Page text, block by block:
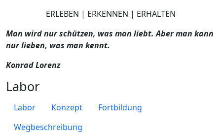
ERLEBEN | ERKENNEN | ERHALTEN
Man wird nur schützen, was man liebt. Aber man kann
nur lieben, was man kennt.
Konrad Lorenz
Labor
Labor Konzept
Fortbildung
Wegbeschreibung